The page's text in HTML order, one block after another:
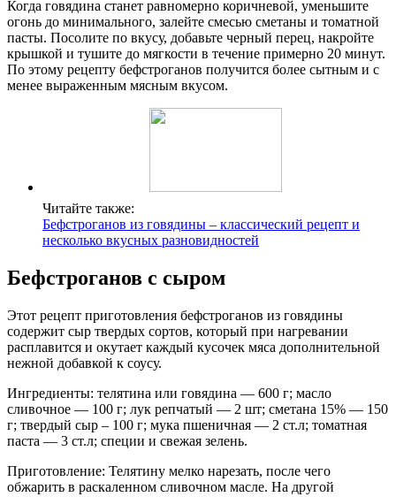
Когда говядина станет равномерно коричневой, уменьшите
огонь до минимального, залейте смесью сметаны и томатной
пасты. Посолите по вкусу, добавьте черный перец, накройте
крышкой и тушите до мягкости в течение примерно 20 минут.
По этому рецепту бефстроганов получится более сытным и с
менее выраженным мясным вкусом.
Читайте также:
Бефстроганов из говядины – классический рецепт и
несколько вкусных разновидностей
Бефстроганов с сыром
Этот рецепт приготовления бефстроганов из говядины
содержит сыр твердых сортов, который при нагревании
расплавится и окутает каждый кусочек мяса дополнительной
нежной добавкой к соусу.
Ингредиенты: телятина или говядина — 600 г; масло
сливочное — 100 г; лук репчатый — 2 шт; сметана 15% — 150
г; твердый сыр – 100 г; мука пшеничная — 2 ст.л; томатная
паста — 3 ст.л; специи и свежая зелень.
Приготовление: Телятину мелко нарезать, после чего
обжарить в раскаленном сливочном масле. На другой